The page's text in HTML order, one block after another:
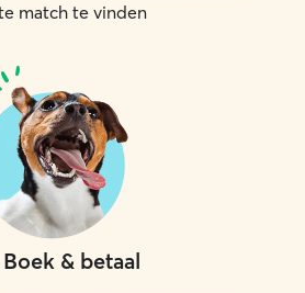
match te vinden
Boek & betaal